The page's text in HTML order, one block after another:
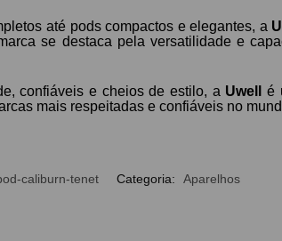
até pods compactos e elegantes, a
se destaca pela versatilidade e
confiáveis ​​e cheios de estilo, a Uwell
é
mais respeitadas e confiáveis ​​no
caliburn-tenet Categoria: Aparelhos